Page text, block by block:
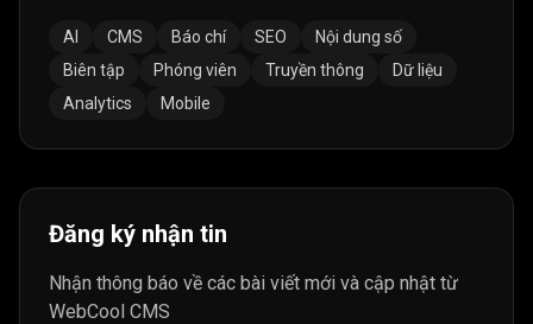
AI CMS Báo chí SEO
Nội dung số
Biên tập
Phóng viên Truyền thông
Dữ liệu
Analytics
Mobile
Đăng ký nhận tin
Nhận thông báo về các bài viết mới và cập nhật từ
WebCool CMS